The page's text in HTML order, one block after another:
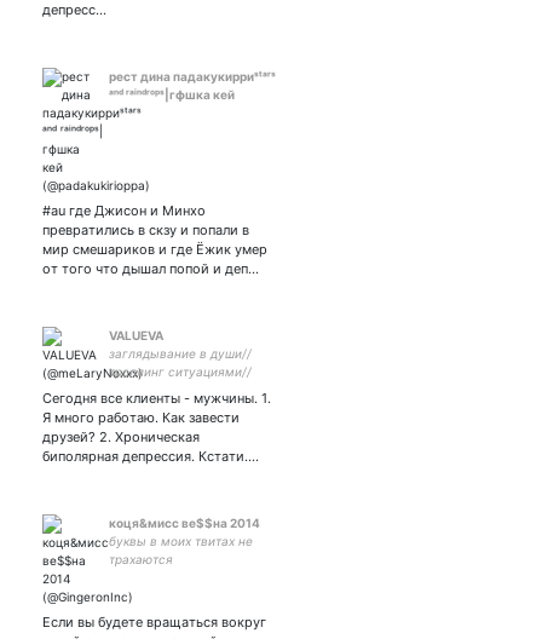
депресс…
рест дина падакукирриˢᵗᵃʳˢ
ᵃⁿᵈ ʳᵃⁱⁿᵈʳᵒᵖˢ|гфшка кей
#au где Джисон и Минхо
превратились в скзу и попали в
мир смешариков и где Ёжик умер
от того что дышал попой и деп…
VALUEVA
заглядывание в души//
троллинг ситуациями//
психологиня из ЧС ваших
друзей//🇷🇺
Сегодня все клиенты - мужчины. 1.
Я много работаю. Как завести
друзей? 2. Хроническая
биполярная депрессия. Кстати.…
коця&мисс ве$$на 2014
буквы в моих твитах не
трахаются
Если вы будете вращаться вокруг